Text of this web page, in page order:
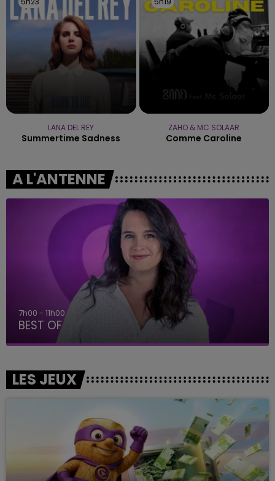
LANA DEL REY
Summertime Sadness
ZAHO & MC SOLAAR
Comme Caroline
A L'ANTENNE
7h00 - 11h00
BEST OF
LES JEUX